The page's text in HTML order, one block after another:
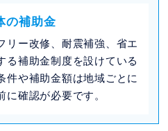
の補助金
リー改修、耐震補強、省エ
る補助金制度を設けている
件や補助金額は地域ごとに
に確認が必要です。